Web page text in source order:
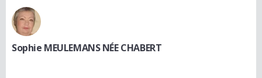
Sophie MEULEMANS NÉE CHABERT